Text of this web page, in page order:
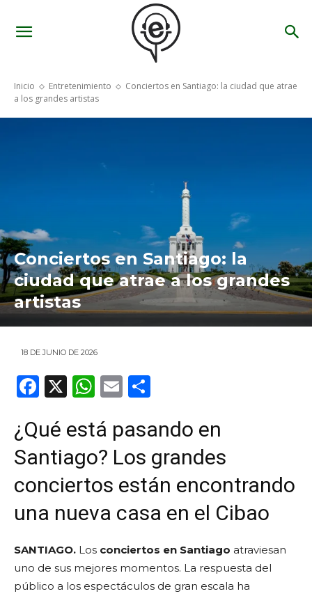
Inicio Entretenimiento
Conciertos en Santiago: la ciudad que atrae
a los grandes artistas
Conciertos en Santiago: la
ciudad que atrae a los grandes
artistas
18 DE JUNIO DE 2026
F
c
e
b
o
o
k
X
W
a
ts
A
p
p
E
ai
l
m
p
ar
ti
r
¿Qué está pasando en
Santiago? Los grandes
conciertos están encontrando
una nueva casa en el Cibao
SANTIAGO. Los conciertos en Santiago atraviesan
uno de sus mejores momentos. La respuesta del
público a los espectáculos de gran escala ha